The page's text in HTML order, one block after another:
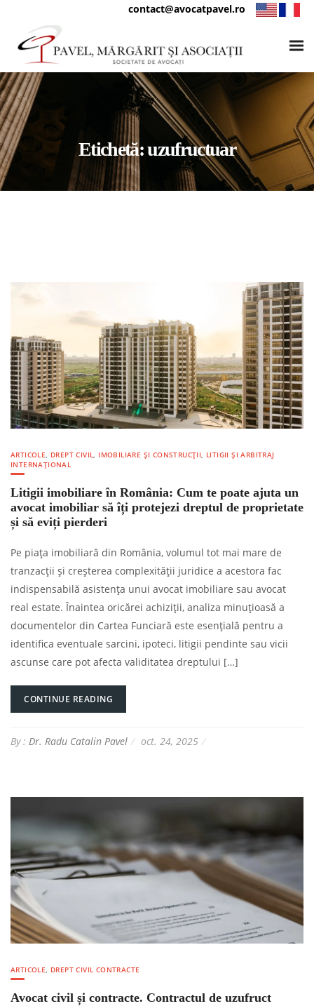
contact@avocatpavel.ro
Etichetă:uzufructuar
ARTICOLE, DREPT CIVIL, IMOBILIARE ȘI CONSTRUCȚII, LITIGII ȘI ARBITRAJ
INTERNAȚIONAL
Litigii imobiliare în România: Cum te poate ajuta un
avocat imobiliar să îți protejezi dreptul de proprietate
și să eviți pierderi
Pe piața imobiliară din România, volumul tot mai mare de
tranzacții și creșterea complexității juridice a acestora fac
indispensabilă asistența unui avocat imobiliare sau avocat
real estate. Înaintea oricărei achiziții, analiza minuțioasă a
documentelor din Cartea Funciară este esențială pentru a
identifica eventuale sarcini, ipoteci, litigii pendinte sau vicii
ascunse care pot afecta validitatea dreptului […]
CONTINUE READING
By : Dr. Radu Catalin Pavel oct. 24, 2025
ARTICOLE, DREPT CIVIL CONTRACTE
Avocat civil și contracte. Contractul de uzufruct